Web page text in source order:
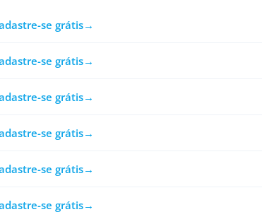
se grátis
se grátis
se grátis
se grátis
se grátis
se grátis